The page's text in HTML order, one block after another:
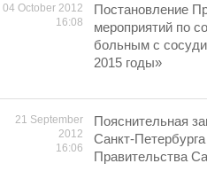
04 October 2012
16:08
Постановление
мероприятий по
больным с
2015 годы»
21 September
2012
16:06
Пояснительная
Санкт-
Правительства